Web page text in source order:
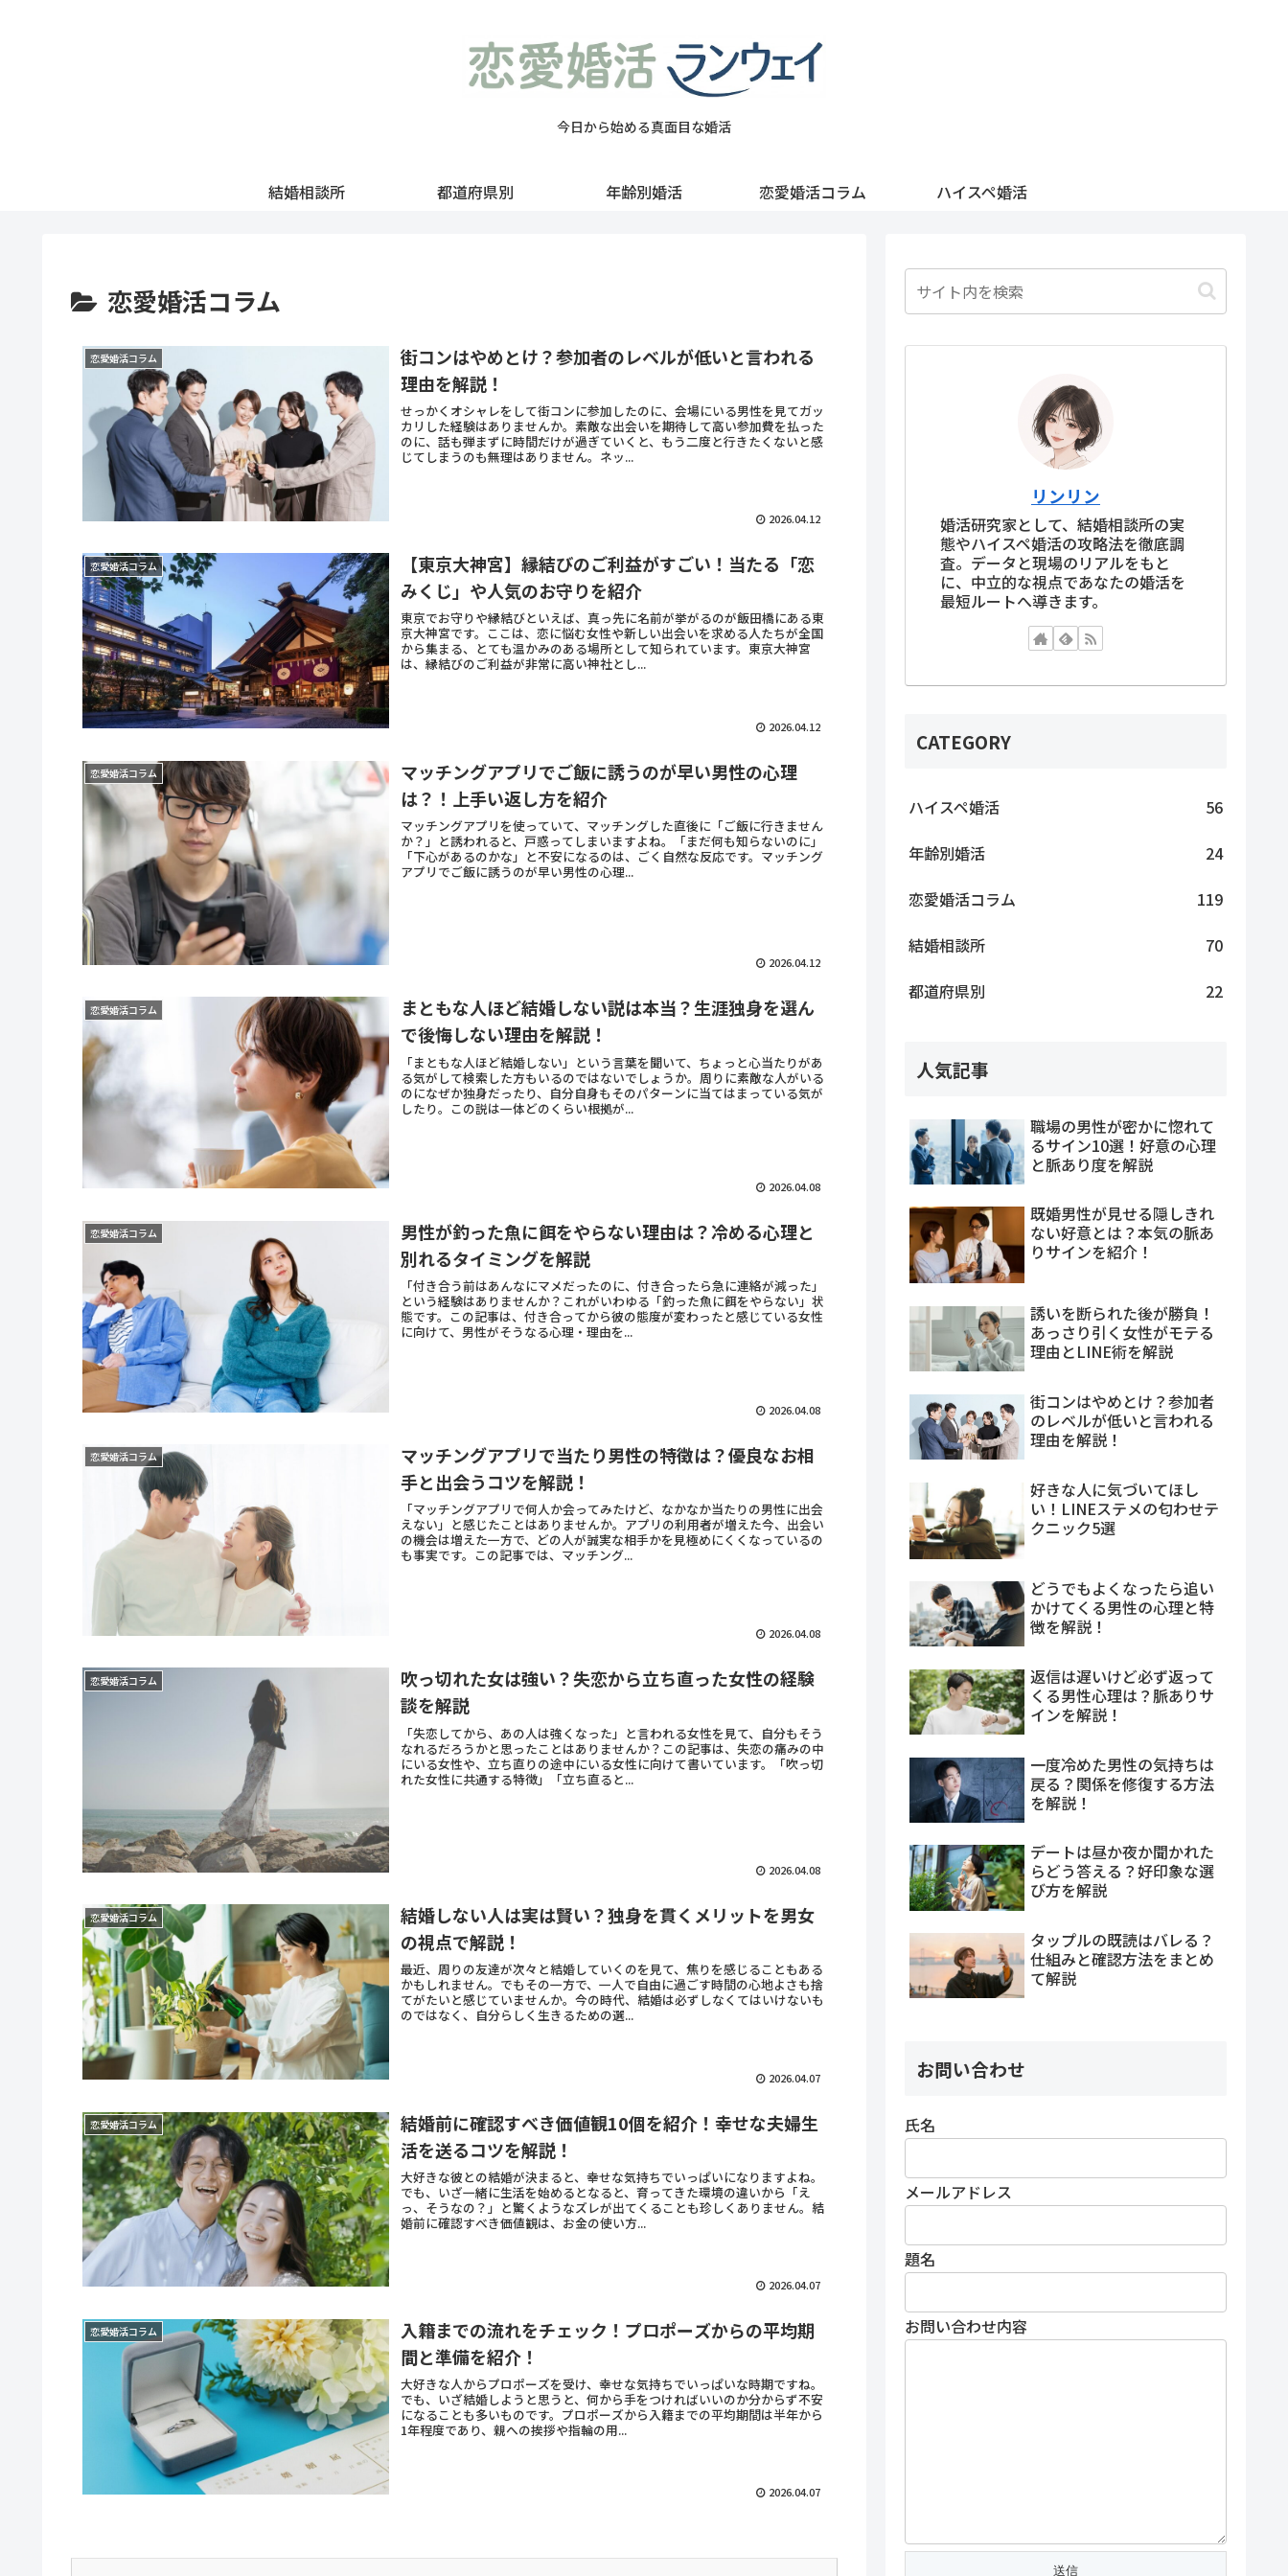
今日から始める真面目な婚活
結婚相談所 都道府県別 年齢別婚活 恋愛婚活コラム ハイスペ婚活
恋愛婚活コラム
恋愛婚活コラム
街コンはやめとけ？参加者のレベルが低いと言われる
理由を解説！
せっかくオシャレをして街コンに参加したのに、会場にいる男性を見てガッ
カリした経験はありませんか。素敵な出会いを期待して高い参加費を払った
のに、話も弾まずに時間だけが過ぎていくと、もう二度と行きたくないと感
じてしまうのも無理はありません。ネッ...
2026.04.12
恋愛婚活コラム
【東京大神宮】縁結びのご利益がすごい！当たる「恋
みくじ」や人気のお守りを紹介
東京でお守りや縁結びといえば、真っ先に名前が挙がるのが飯田橋にある東
京大神宮です。ここは、恋に悩む女性や新しい出会いを求める人たちが全国
から集まる、とても温かみのある場所として知られています。東京大神宮
は、縁結びのご利益が非常に高い神社とし...
2026.04.12
恋愛婚活コラム
マッチングアプリでご飯に誘うのが早い男性の心理
は？！上手い返し方を紹介
マッチングアプリを使っていて、マッチングした直後に「ご飯に行きません
か？」と誘われると、戸惑ってしまいますよね。「まだ何も知らないのに」
「下心があるのかな」と不安になるのは、ごく自然な反応です。マッチング
アプリでご飯に誘うのが早い男性の心理...
2026.04.12
恋愛婚活コラム
まともな人ほど結婚しない説は本当？生涯独身を選ん
で後悔しない理由を解説！
「まともな人ほど結婚しない」という言葉を聞いて、ちょっと心当たりがあ
る気がして検索した方もいるのではないでしょうか。周りに素敵な人がいる
のになぜか独身だったり、自分自身もそのパターンに当てはまっている気が
したり。この説は一体どのくらい根拠が...
2026.04.08
恋愛婚活コラム
男性が釣った魚に餌をやらない理由は？冷める心理と
別れるタイミングを解説
「付き合う前はあんなにマメだったのに、付き合ったら急に連絡が減った」
という経験はありませんか？これがいわゆる「釣った魚に餌をやらない」状
態です。この記事は、付き合ってから彼の態度が変わったと感じている女性
に向けて、男性がそうなる心理・理由を...
2026.04.08
恋愛婚活コラム
マッチングアプリで当たり男性の特徴は？優良なお相
手と出会うコツを解説！
「マッチングアプリで何人か会ってみたけど、なかなか当たりの男性に出会
えない」と感じたことはありませんか。アプリの利用者が増えた今、出会い
の機会は増えた一方で、どの人が誠実な相手かを見極めにくくなっているの
も事実です。この記事では、マッチング...
2026.04.08
恋愛婚活コラム
吹っ切れた女は強い？失恋から立ち直った女性の経験
談を解説
「失恋してから、あの人は強くなった」と言われる女性を見て、自分もそう
なれるだろうかと思ったことはありませんか？この記事は、失恋の痛みの中
にいる女性や、立ち直りの途中にいる女性に向けて書いています。「吹っ切
れた女性に共通する特徴」「立ち直ると...
2026.04.08
恋愛婚活コラム
結婚しない人は実は賢い？独身を貫くメリットを男女
の視点で解説！
最近、周りの友達が次々と結婚していくのを見て、焦りを感じることもある
かもしれません。でもその一方で、一人で自由に過ごす時間の心地よさも捨
てがたいと感じていませんか。今の時代、結婚は必ずしなくてはいけないも
のではなく、自分らしく生きるための選...
2026.04.07
恋愛婚活コラム
結婚前に確認すべき価値観10個を紹介！幸せな夫婦生
活を送るコツを解説！
大好きな彼との結婚が決まると、幸せな気持ちでいっぱいになりますよね。
でも、いざ一緒に生活を始めるとなると、育ってきた環境の違いから「え
っ、そうなの？」と驚くようなズレが出てくることも珍しくありません。結
婚前に確認すべき価値観は、お金の使い方...
2026.04.07
恋愛婚活コラム
入籍までの流れをチェック！プロポーズからの平均期
間と準備を紹介！
大好きな人からプロポーズを受け、幸せな気持ちでいっぱいな時期ですね。
でも、いざ結婚しようと思うと、何から手をつければいいのか分からず不安
になることも多いものです。プロポーズから入籍までの平均期間は半年から
1年程度であり、親への挨拶や指輪の用...
2026.04.07
リンリン
婚活研究家として、結婚相談所の実
態やハイスペ婚活の攻略法を徹底調
査。データと現場のリアルをもと
に、中立的な視点であなたの婚活を
最短ルートへ導きます。
CATEGORY
ハイスペ婚活
56
年齢別婚活
24
恋愛婚活コラム
119
結婚相談所
70
都道府県別
22
人気記事
職場の男性が密かに惚れて
るサイン10選！好意の心理
と脈あり度を解説
既婚男性が見せる隠しきれ
ない好意とは？本気の脈あ
りサインを紹介！
誘いを断られた後が勝負！
あっさり引く女性がモテる
理由とLINE術を解説
街コンはやめとけ？参加者
のレベルが低いと言われる
理由を解説！
好きな人に気づいてほし
い！LINEステメの匂わせテ
クニック5選
どうでもよくなったら追い
かけてくる男性の心理と特
徴を解説！
返信は遅いけど必ず返って
くる男性心理は？脈ありサ
インを解説！
一度冷めた男性の気持ちは
戻る？関係を修復する方法
を解説！
デートは昼か夜か聞かれた
らどう答える？好印象な選
び方を解説
タップルの既読はバレる？
仕組みと確認方法をまとめ
て解説
お問い合わせ
氏名
メールアドレス
題名
お問い合わせ内容